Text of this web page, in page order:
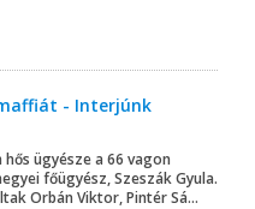
- Interjúnk
ügyésze a 66 vagon
főügyész, Szeszák Gyula.
Orbán Viktor, Pintér Sá...